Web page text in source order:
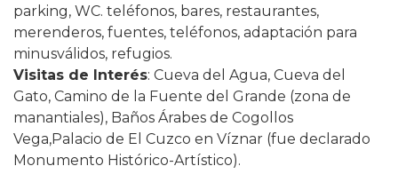
parking, WC. teléfonos, bares, restaurantes,
merenderos, fuentes, teléfonos, adaptación para
minusválidos, refugios.
Visitas de Interés: Cueva del Agua, Cueva del
Gato, Camino de la Fuente del Grande (zona de
manantiales), Baños Árabes de Cogollos
Vega,Palacio de El Cuzco en Víznar (fue declarado
Monumento Histórico-Artístico).